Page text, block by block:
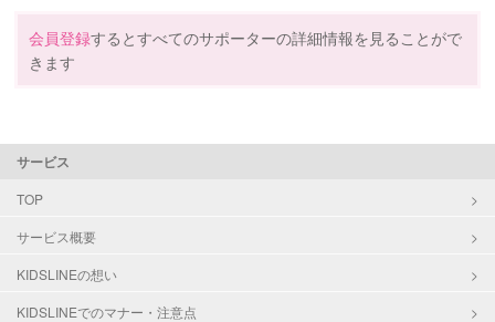
会員登録するとすべてのサポーターの詳細情報を見ることがで
きます
サービス
TOP
サービス概要
KIDSLINEの想い
KIDSLINEでのマナー・注意点